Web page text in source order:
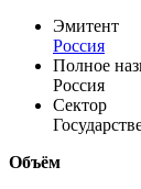
Эмитент
Россия
Полное
Россия
Сектор
Объём